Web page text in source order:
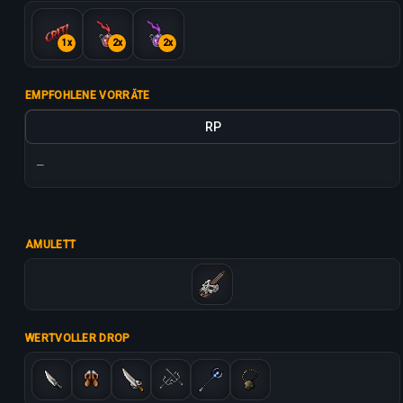
1x 2x 2x
EMPFOHLENE VORRÄTE
RP
—
AMULETT
WERTVOLLER DROP